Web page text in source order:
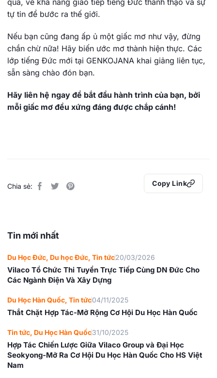
qua, về khả năng giao tiếp tiếng Đức thành thạo và sự
tự tin để bước ra thế giới.
Nếu bạn cũng đang ấp ủ một giấc mơ như vậy, đừng
chần chừ nữa! Hãy biến ước mơ thành hiện thực. Các
lớp tiếng Đức mới tại GENKOJANA khai giảng liên tục,
sẵn sàng chào đón bạn.
Hãy liên hệ ngay để bắt đầu hành trình của bạn, bởi
mỗi giấc mơ đều xứng đáng được chắp cánh!
Chia sẻ: Copy Link
Tin mới nhất
Du Học Đức, Du học Đức, Tin tức20/03/2026
Vilaco Tổ Chức Thi Tuyển Trực Tiếp Cùng DN Đức Cho
Các Ngành Điện Và Xây Dựng
Du Học Hàn Quốc, Tin tức04/11/2025
Thắt Chặt Hợp Tác-Mở Rộng Cơ Hội Du Học Hàn Quốc
Tin tức, Du Học Hàn Quốc31/10/2025
Hợp Tác Chiến Lược Giữa Vilaco Group và Đại Học
Seokyong-Mở Ra Cơ Hội Du Học Hàn Quốc Cho HS Việt
Nam